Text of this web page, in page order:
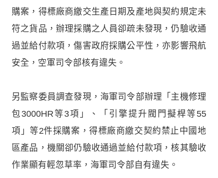
購案，得標廠商繳交生產日期及產地與契約規定未
符之貨品，辦理採購之人員卻疏未發現，仍驗收通
過並給付款項，傷害政府採購公平性，亦影響飛航
安全，空軍司令部核有違失。
另監察委員調查發現，海軍司令部辦理「主機修理
包3000HR等3項」、「引擎提升閥門擬桿等55
項」等2件採購案，得標廠商繳交契約禁止中國地
區產品，機關卻仍驗收通過並給付款項，核其驗收
作業顯有輕忽草率，海軍司令部自有違失。